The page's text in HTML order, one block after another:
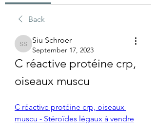
Back
Siu Schroer
Siu Schroer
September 17, 2023
C réactive protéine crp,
oiseaux muscu
C réactive protéine crp, oiseaux
muscu - Stéroïdes légaux à vendre